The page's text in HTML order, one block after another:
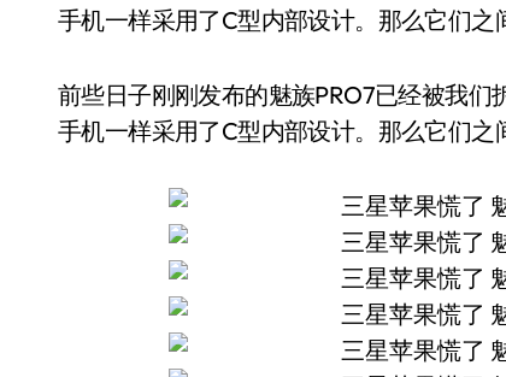
手机一样采用了C型内部设计。那么它们之
前些日子刚刚发布的魅族PRO7已经被我
手机一样采用了C型内部设计。那么它们之